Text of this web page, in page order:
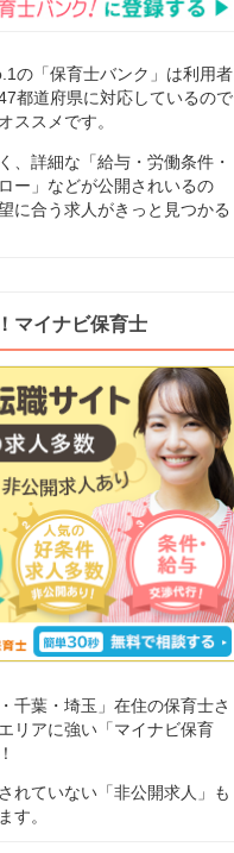
の「保育士バンク」は利用者
都道府県に対応しているので
ススメです。
、詳細な「給与・労働条件・
ー」などが公開されいるの
に合う求人がきっと見つかる
マイナビ保育士
千葉・埼玉」在住の保育士さ
リアに強い「マイナビ保育
れていない「非公開求人」も
す。